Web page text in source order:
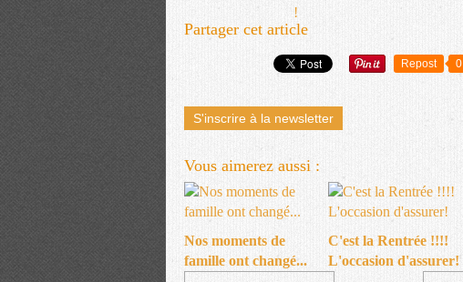
Partager cet article
Repost 0
S'inscrire à la newsletter
Vous aimerez aussi :
Nos moments de
famille ont changé...
C'est la Rentrée !!!!
L'occasion d'assurer!